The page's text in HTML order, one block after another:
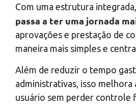
Com uma estrutura integrada,
passa a ter uma jornada
aprovações e prestação de
maneira mais simples e
Além de reduzir o tempo
administrativas, isso melhora
usuário sem perder controle